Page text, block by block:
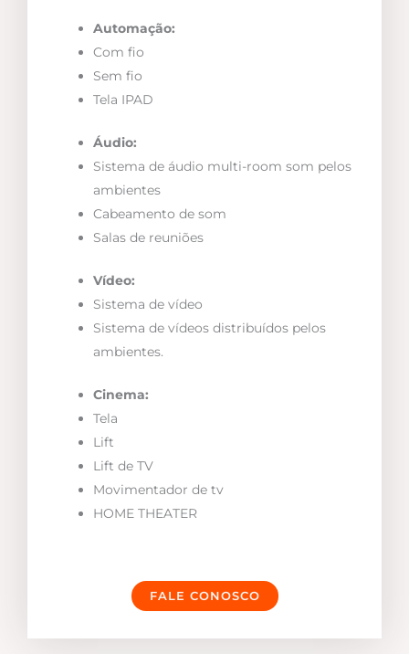
Automação:
Com fio
Sem fio
Tela IPAD
Áudio:
Sistema de áudio multi-room som pelos
ambientes
Cabeamento de som
Salas de reuniões
Vídeo:
Sistema de vídeo
Sistema de vídeos distribuídos pelos
ambientes.
Cinema:
Tela
Lift
Lift de TV
Movimentador de tv
HOME THEATER
FALE CONOSCO